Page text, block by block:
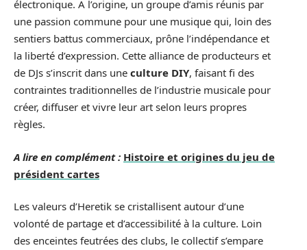
électronique. À l’origine, un groupe d’amis réunis par
une passion commune pour une musique qui, loin des
sentiers battus commerciaux, prône l’indépendance et
la liberté d’expression. Cette alliance de producteurs et
de DJs s’inscrit dans une culture DIY, faisant fi des
contraintes traditionnelles de l’industrie musicale pour
créer, diffuser et vivre leur art selon leurs propres
règles.
A lire en complément : Histoire et origines du jeu de
président cartes
Les valeurs d’Heretik se cristallisent autour d’une
volonté de partage et d’accessibilité à la culture. Loin
des enceintes feutrées des clubs, le collectif s’empare